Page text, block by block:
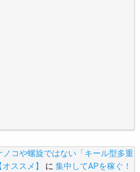
ノコや螺旋ではない「キール型多重
ススメ】
に 集中してAPを稼ぐ！